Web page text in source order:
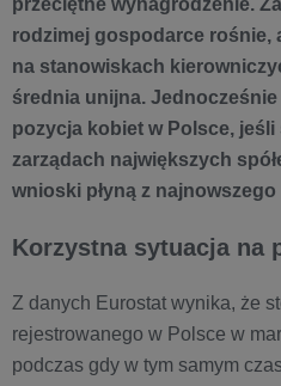
rodzimej gospodarce rośnie,
na stanowiskach
średnia unijna.
pozycja kobiet w Polsce, jeśli
zarządach największych
wnioski płyną z najnowszego
Korzystna sytuacja na
Z danych Eurostat wynika, że
rejestrowanego w Polsce w
podczas gdy w tym samym